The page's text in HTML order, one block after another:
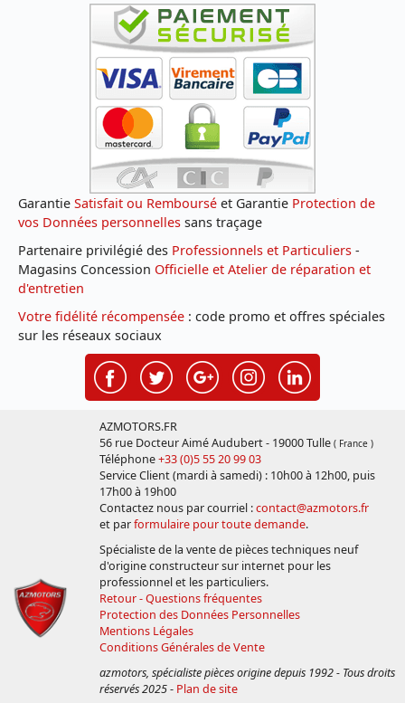
Garantie Satisfait ou Remboursé et Garantie Protection de
vos Données personnelles sans traçage
Partenaire privilégié des Professionnels et Particuliers -
Magasins Concession Officielle et Atelier de réparation et
d'entretien
Votre fidélité récompensée : code promo et offres spéciales
sur les réseaux sociaux
AZMOTORS.FR
56 rue Docteur Aimé Audubert - 19000 Tulle ( France )
Téléphone+33 (0)5 55 20 99 03
Service Client (mardi à samedi) : 10h00 à 12h00, puis
17h00 à 19h00
Contactez nous par courriel :contact@azmotors.fr
et parformulaire pour toute demande.
Spécialiste de la vente de pièces techniques neuf
d'origine constructeur sur internet pour les
professionnel et les particuliers.
Retour - Questions fréquentes
Protection des Données Personnelles
Mentions Légales
Conditions Générales de Vente
azmotors, spécialiste pièces origine depuis 1992 - Tous droits
réservés 2025- Plan de site